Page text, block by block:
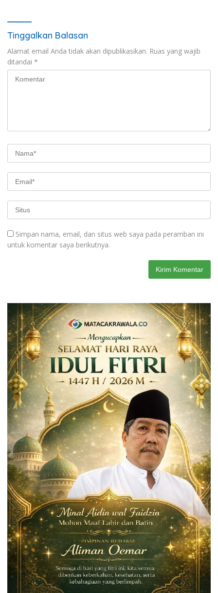
Tinggalkan Balasan
Alamat email Anda tidak akan dipublikasikan. Ruas yang wajib
ditandai *
Simpan nama, email, dan situs web saya pada peramban ini
untuk komentar saya berikutnya.